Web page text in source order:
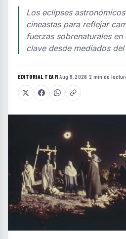
Los eclipses
cineastas para reflejar
fuerzas sobrenaturales
clave desde mediados
EDITORIAL TEAM·Aug 9, 2026 ·2 min de